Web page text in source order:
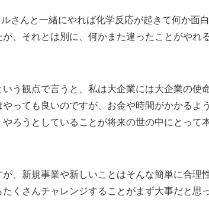
さんと一緒にやれば化学反応が起きて何か面
、それとは別に、何かまた違ったことがやれ
う観点で言うと、私は大企業には大企業の使
っても良いのですが、お金や時間がかかるよ
ろうとしていることが将来の世の中にとって
、新規事業や新しいことはそんな簡単に合理
くさんチャレンジすることがまず大事だと思